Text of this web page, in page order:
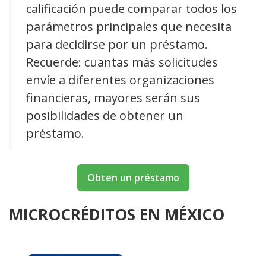
calificación puede comparar todos los
parámetros principales que necesita
para decidirse por un préstamo.
Recuerde: cuantas más solicitudes
envíe a diferentes organizaciones
financieras, mayores serán sus
posibilidades de obtener un
préstamo.
Obten un préstamo
MICROCRÉDITOS EN MÉXICO